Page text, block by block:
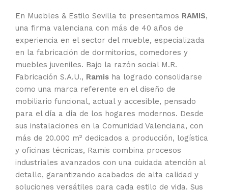
En Muebles & Estilo Sevilla te presentamos RAMIS,
una firma valenciana con más de 40 años de
experiencia en el sector del mueble, especializada
en la fabricación de dormitorios, comedores y
muebles juveniles. Bajo la razón social M.R.
Fabricación S.A.U., Ramis ha logrado consolidarse
como una marca referente en el diseño de
mobiliario funcional, actual y accesible, pensado
para el día a día de los hogares modernos. Desde
sus instalaciones en la Comunidad Valenciana, con
más de 20.000 m² dedicados a producción, logística
y oficinas técnicas, Ramis combina procesos
industriales avanzados con una cuidada atención al
detalle, garantizando acabados de alta calidad y
soluciones versátiles para cada estilo de vida. Sus